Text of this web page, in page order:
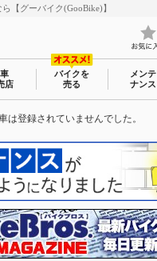
【グーバイク(GooBike)】
店
バイクを
売る
メンテ
ナンス
は登録されていませんでした。